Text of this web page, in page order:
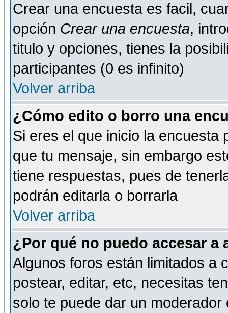
Crear una encuesta es facil,
opción Crear una encuesta,
titulo y opciones, tienes la
participantes (0 es infinito)
Volver arriba
¿Cómo edito o borro una
Si eres el que inicio la encuesta
que tu mensaje, sin embargo
tiene respuestas, pues de
podrán editarla o borrarla
Volver arriba
¿Por qué no puedo accesar a
Algunos foros están limitados a
postear, editar, etc, necesitas
solo te puede dar un